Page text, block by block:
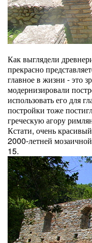
Как выглядели
прекрасно
главное в жизни - это
модернизировали
использовать его для
постройки тоже
греческую агору
Кстати, очень
2000-летней
15.